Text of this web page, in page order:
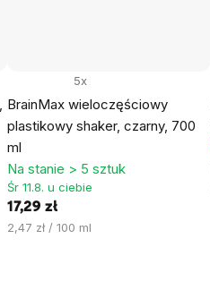
BrainMax wieloczęściowy
plastikowy shaker, czarny, 700
ml
5x
Na stanie > 5 sztuk
Śr 11.8. u ciebie
17,29 zł
Cena
2,47 zł / 100 ml